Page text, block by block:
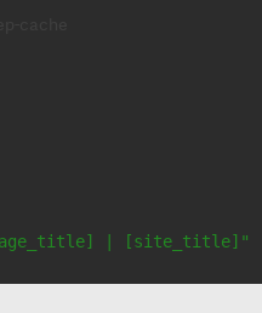
| [site_title]"